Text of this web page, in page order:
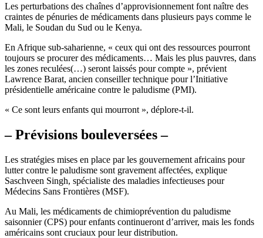
Les perturbations des chaînes d’approvisionnement font naître des
craintes de pénuries de médicaments dans plusieurs pays comme le
Mali, le Soudan du Sud ou le Kenya.
En Afrique sub-saharienne, « ceux qui ont des ressources pourront
toujours se procurer des médicaments… Mais les plus pauvres, dans
les zones reculées(…) seront laissés pour compte », prévient
Lawrence Barat, ancien conseiller technique pour l’Initiative
présidentielle américaine contre le paludisme (PMI).
« Ce sont leurs enfants qui mourront », déplore-t-il.
– Prévisions bouleversées –
Les stratégies mises en place par les gouvernement africains pour
lutter contre le paludisme sont gravement affectées, explique
Saschveen Singh, spécialiste des maladies infectieuses pour
Médecins Sans Frontières (MSF).
Au Mali, les médicaments de chimioprévention du paludisme
saisonnier (CPS) pour enfants continueront d’arriver, mais les fonds
américains sont cruciaux pour leur distribution.